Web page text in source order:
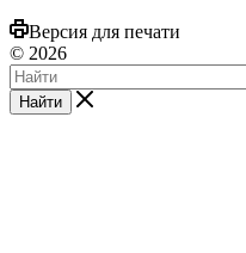
Версия для печати
© 2026
Найти